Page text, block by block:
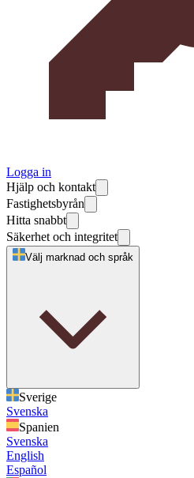
Logga in
Hjälp och kontakt
Fastighetsbyrån
Hitta snabbt
Säkerhet och integritet
Välj marknad och språk
Sverige
Svenska
Spanien
Svenska
English
Español